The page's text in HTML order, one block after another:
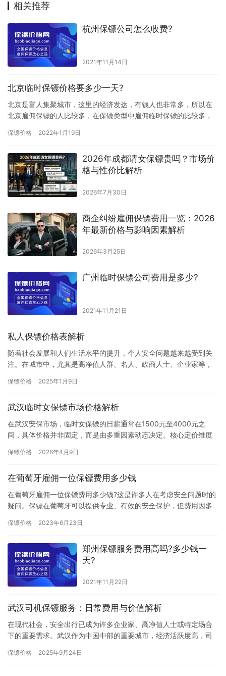
相关推荐
杭州保镖公司怎么收费?
2021年11月14日
北京临时保镖价格要多少一天?
北京是富人集聚城市，这里的经济发达，有钱人也非常多，所以在
北京雇佣保镖的人比较多，在保镖类型中雇佣临时保镖的比较多，
要多少…
保镖价格 2022年1月19日
2026年成都请女保镖贵吗？市场价
格与性价比解析
2026年7月30日
商企纠纷雇佣保镖费用一览：2026
年最新价格与影响因素解析
2026年3月25日
广州临时保镖公司费用是多少?
2021年11月21日
私人保镖价格表解析
随着社会发展和人们生活水平的提升，个人安全问题越来越受到关
注。在城市中，尤其是高净值人群、名人、政商人士、企业家等，
种必需…
保镖价格 2025年1月9日
武汉临时女保镖市场价格解析
在武汉安保市场，临时女保镖的日薪通常在1500元至4000元之
间，具体价格并非固定，而是由多重因素动态决定。核心定价维度
险…
保镖价格 2026年4月9日
在葡萄牙雇佣一位保镖费用多少钱
在葡萄牙雇佣一位保镖费用多少钱?这是许多人在考虑安全问题时的
疑问。保镖在葡萄牙可以提供专业、有效的安全保护，但费用因多
经…
保镖价格 2023年6月23日
郑州保镖服务费用高吗?多少钱一
天?
2021年11月22日
武汉司机保镖服务：日常费用与价值解析
在现代社会，安全出行已成为许多企业家、高净值人士或特定场合
下的重要需求。武汉作为中国中部的重要城市，经济活跃度高，司
多少钱…
保镖价格 2025年9月24日